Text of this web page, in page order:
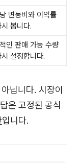
변동비와 이익률
봅니다.
인 판매 가능 수량
설정합니다.
닙니다. 시장이
은 고정된 공식
입니다.